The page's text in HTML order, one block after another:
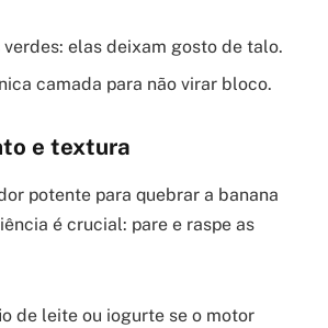
verdes: elas deixam gosto de talo.
camada para não virar bloco.
e textura
potente para quebrar a banana
é crucial: pare e raspe as
de leite ou iogurte se o motor